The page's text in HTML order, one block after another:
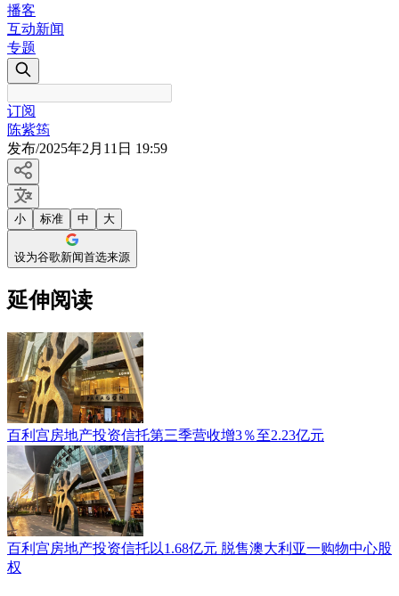
播客
互动新闻
专题
订阅
陈紫筠
发布/2025年2月11日 19:59
小 标准 中 大
设为谷歌新闻首选来源
延伸阅读
百利宫房地产投资信托第三季营收增3％至2.23亿元
百利宫房地产投资信托以1.68亿元 脱售澳大利亚一购物中心股
权